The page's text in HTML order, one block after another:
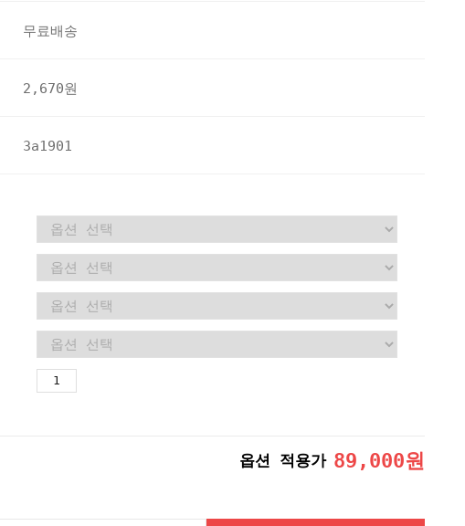
무료배송
2,670원
3a1901
옵션 적용가 89,000원